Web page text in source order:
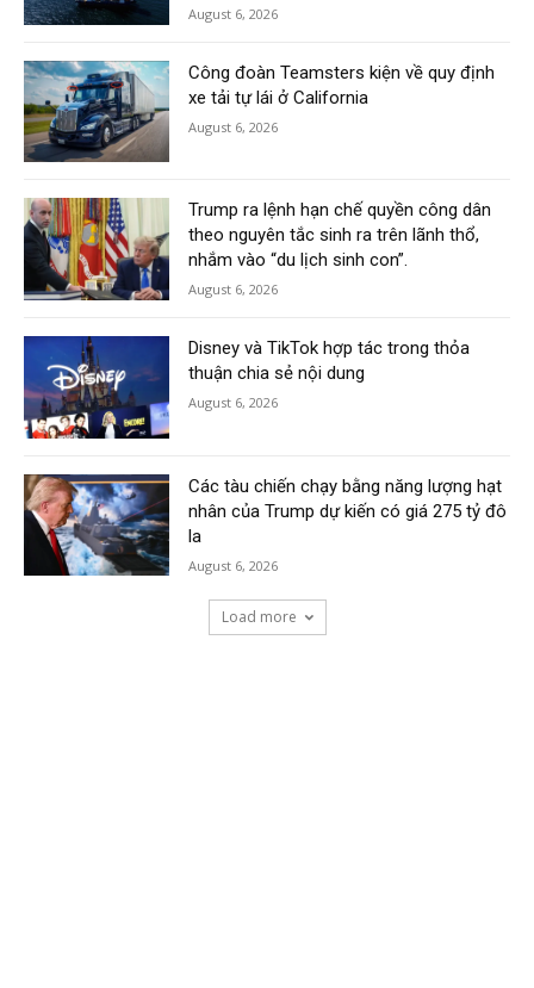
August 6, 2026
Công đoàn Teamsters kiện về quy định
xe tải tự lái ở California
August 6, 2026
Trump ra lệnh hạn chế quyền công dân
theo nguyên tắc sinh ra trên lãnh thổ,
nhắm vào “du lịch sinh con”.
August 6, 2026
Disney và TikTok hợp tác trong thỏa
thuận chia sẻ nội dung
August 6, 2026
Các tàu chiến chạy bằng năng lượng hạt
nhân của Trump dự kiến có giá 275 tỷ đô
la
August 6, 2026
Load more